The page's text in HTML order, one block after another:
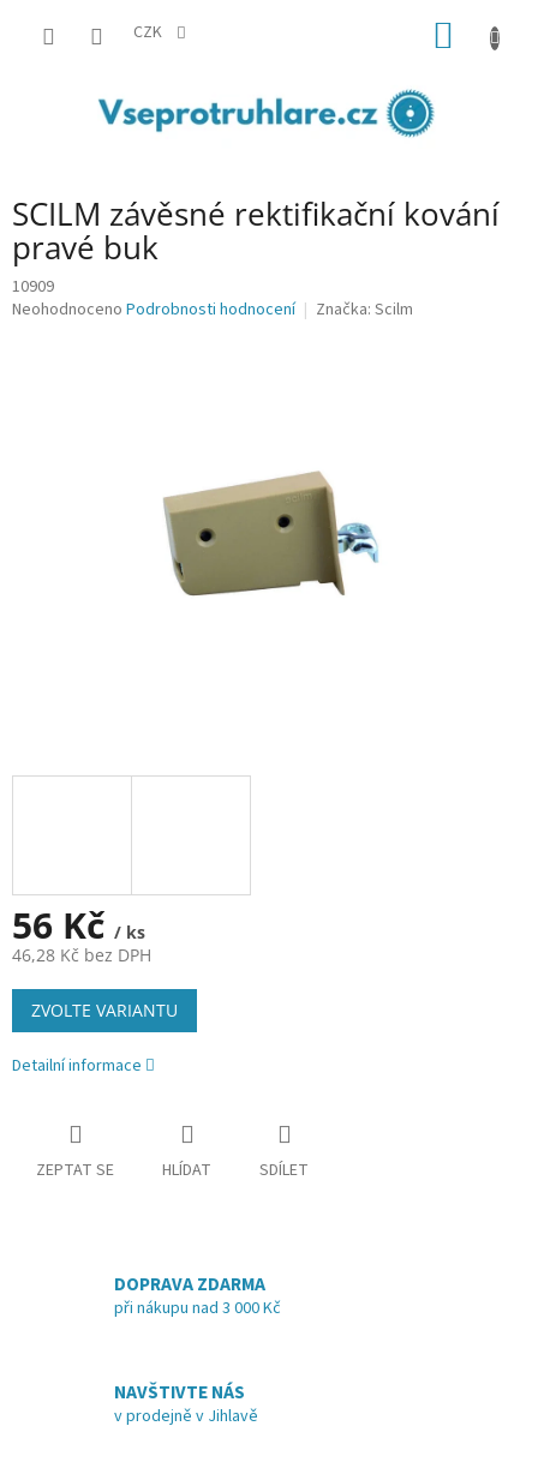
CZK
SCILM závěsné rektifikační kování
pravé buk
10909
Průměrné
Neohodnoceno Podrobnosti hodnocení Značka: Scilm
56 Kč / ks
46,28 Kč bez DPH
Měrná
cena:
ZVOLTE VARIANTU
Detailní informace
ZEPTAT SE HLÍDAT SDÍLET
DOPRAVA ZDARMA
při nákupu nad 3 000 Kč
NAVŠTIVTE NÁS
v prodejně v Jihlavě